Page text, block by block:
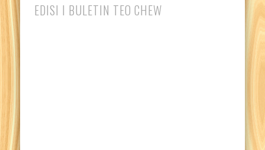
EDISI I BULETIN TEO CHEW